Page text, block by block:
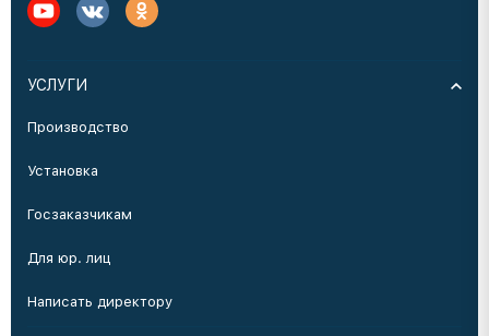
УСЛУГИ
Производство
Установка
Госзаказчикам
Для юр. лиц
Написать директору